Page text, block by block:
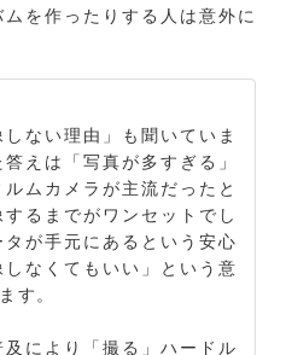
を作ったりする人は意外に
しない理由」も聞いていま
えは「写真が多すぎる」
ムカメラが主流だったと
るまでがワンセットでし
が手元にあるという安心
なくてもいい」という意
す。
により「撮る」ハードル